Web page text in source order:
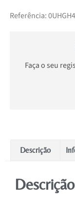
Referência:
Faça o seu
Descrição
Descrição